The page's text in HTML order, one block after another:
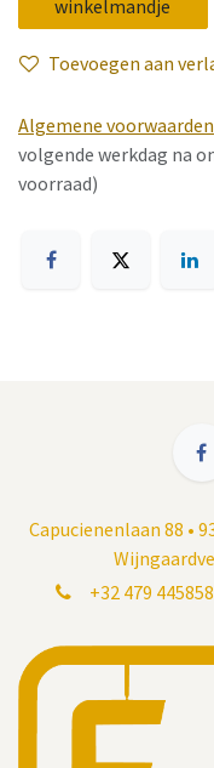
winkelmandje
Toevoegen aan
Algemene voorwaarden
volgende werkdag na
voorraad)
Capucienenlaan 88 •
+32 479 445858